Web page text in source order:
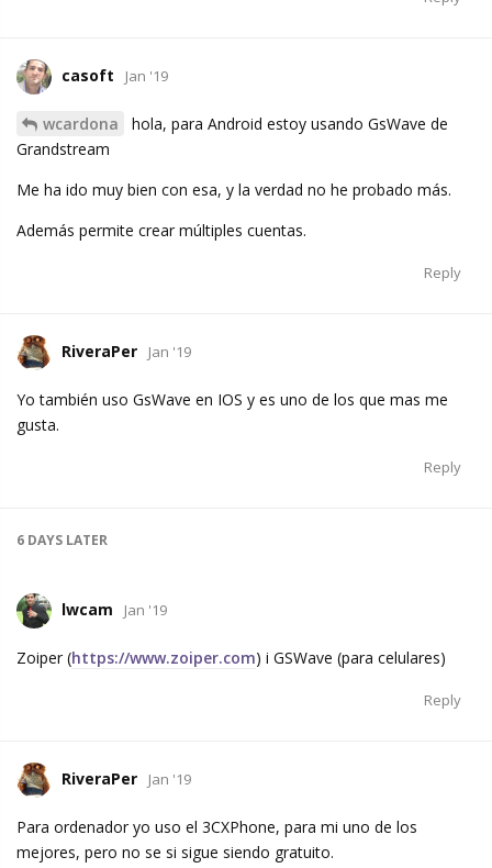
casoft Jan '19
wcardona
hola, para Android estoy usando GsWave de
Grandstream
Me ha ido muy bien con esa, y la verdad no he probado más.
Además permite crear múltiples cuentas.
Reply
RiveraPer Jan '19
Yo también uso GsWave en IOS y es uno de los que mas me
gusta.
Reply
6 DAYS LATER
lwcam Jan '19
Zoiper (https://www.zoiper.com) i GSWave (para celulares)
Reply
RiveraPer Jan '19
Para ordenador yo uso el 3CXPhone, para mi uno de los
mejores, pero no se si sigue siendo gratuito.